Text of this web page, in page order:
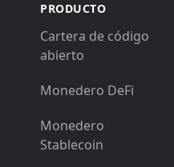
PRODUCTO
Cartera de código
abierto
Monedero DeFi
Monedero
Stablecoin